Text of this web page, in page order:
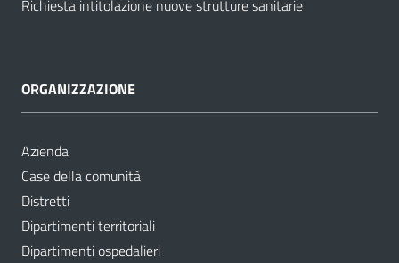
Richiesta intitolazione nuove strutture sanitarie
ORGANIZZAZIONE
Azienda
Case della comunità
Distretti
Dipartimenti territoriali
Dipartimenti ospedalieri